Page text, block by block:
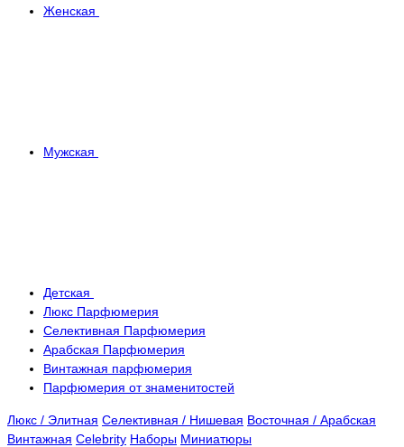
Женская
Мужская
Детская
Люкс Парфюмерия
Селективная Парфюмерия
Арабская Парфюмерия
Винтажная парфюмерия
Парфюмерия от знаменитостей
Люкс / Элитная Селективная / Нишевая Восточная / Арабская
Винтажная Celebrity Наборы Миниатюры